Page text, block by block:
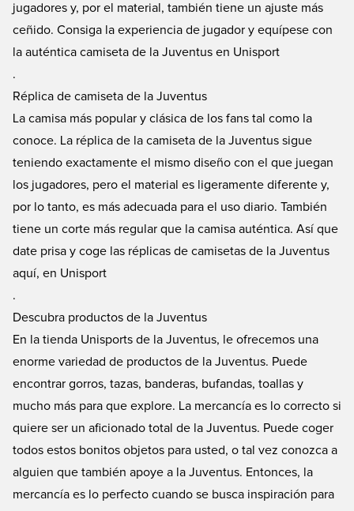
jugadores y, por el material, también tiene un ajuste más
ceñido. Consiga la experiencia de jugador y equípese con
la auténtica camiseta de la Juventus en Unisport
.
Réplica de camiseta de la Juventus
La camisa más popular y clásica de los fans tal como la
conoce. La réplica de la camiseta de la Juventus sigue
teniendo exactamente el mismo diseño con el que juegan
los jugadores, pero el material es ligeramente diferente y,
por lo tanto, es más adecuada para el uso diario. También
tiene un corte más regular que la camisa auténtica. Así que
date prisa y coge las réplicas de camisetas de la Juventus
aquí, en Unisport
.
Descubra productos de la Juventus
En la tienda Unisports de la Juventus, le ofrecemos una
enorme variedad de productos de la Juventus. Puede
encontrar gorros, tazas, banderas, bufandas, toallas y
mucho más para que explore. La mercancía es lo correcto si
quiere ser un aficionado total de la Juventus. Puede coger
todos estos bonitos objetos para usted, o tal vez conozca a
alguien que también apoye a la Juventus. Entonces, la
mercancía es lo perfecto cuando se busca inspiración para